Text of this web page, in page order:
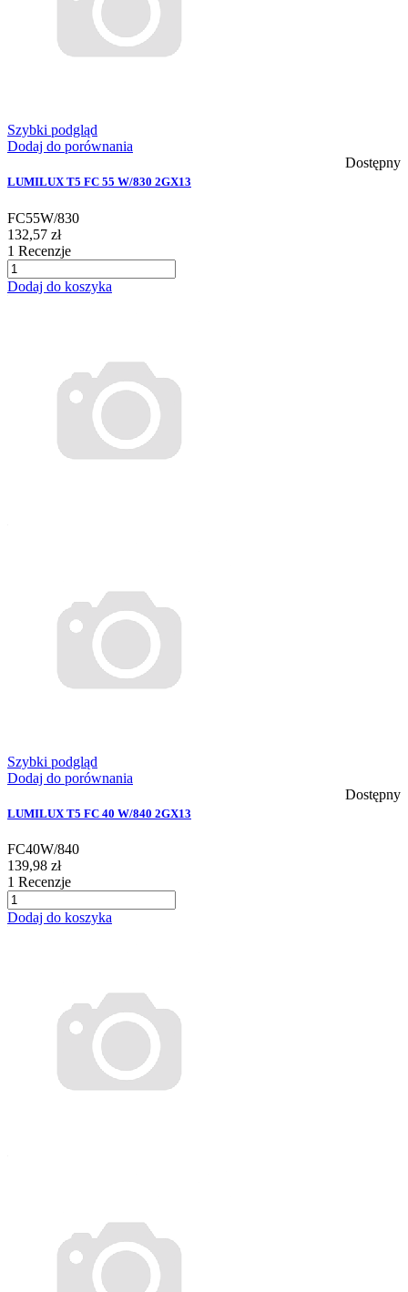
Szybki podgląd
Dodaj do porównania
Dostępny
LUMILUX T5 FC 55 W/830 2GX13
FC55W/830
132,57 zł
1 Recenzje
Dodaj do koszyka
Szybki podgląd
Dodaj do porównania
Dostępny
LUMILUX T5 FC 40 W/840 2GX13
FC40W/840
139,98 zł
1 Recenzje
Dodaj do koszyka